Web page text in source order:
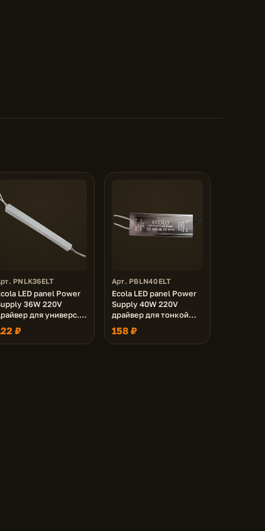
PNLK36ELT
LED panel Power
36W 220V
для универс.
(36W,72W) без
₽
Арт. PBLN40ELT
Ecola LED panel Power
Supply 40W 220V
драйвер для тонкой
панели
158 ₽